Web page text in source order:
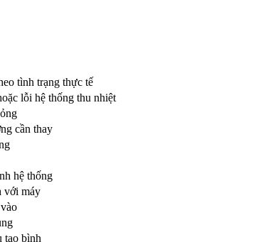
tình trạng thực tế
lỗi hệ thống thu nhiệt
cần thay
hệ thống
với máy
tạo bình